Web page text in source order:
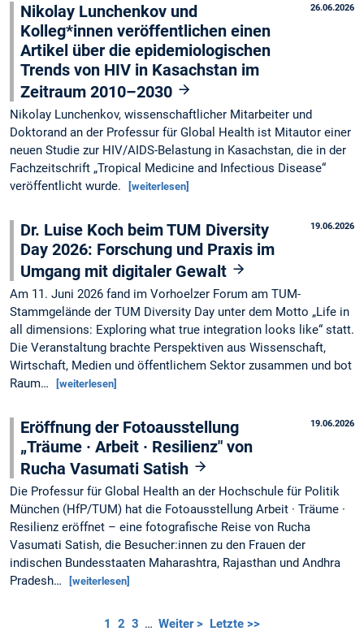
26.06.2026
Nikolay Lunchenkov und
Kolleg*innen veröffentlichen einen
Artikel über die epidemiologischen
Trends von HIV in Kasachstan im
Zeitraum 2010–2030
Nikolay Lunchenkov, wissenschaftlicher Mitarbeiter und
Doktorand an der Professur für Global Health ist Mitautor einer
neuen Studie zur HIV/AIDS-Belastung in Kasachstan, die in der
Fachzeitschrift „Tropical Medicine and Infectious Disease“
veröffentlicht wurde.
[weiterlesen]
19.06.2026
Dr. Luise Koch beim TUM Diversity
Day 2026: Forschung und Praxis im
Umgang mit digitaler Gewalt
Am 11. Juni 2026 fand im Vorhoelzer Forum am TUM-
Stammgelände der TUM Diversity Day unter dem Motto „Life in
all dimensions: Exploring what true integration looks like“ statt.
Die Veranstaltung brachte Perspektiven aus Wissenschaft,
Wirtschaft, Medien und öffentlichem Sektor zusammen und bot
Raum…
[weiterlesen]
19.06.2026
Eröffnung der Fotoausstellung
„Träume · Arbeit · Resilienz" von
Rucha Vasumati Satish
Die Professur für Global Health an der Hochschule für Politik
München (HfP/TUM) hat die Fotoausstellung Arbeit · Träume ·
Resilienz eröffnet – eine fotografische Reise von Rucha
Vasumati Satish, die Besucher:innen zu den Frauen der
indischen Bundesstaaten Maharashtra, Rajasthan und Andhra
Pradesh…
[weiterlesen]
1 2 3 … Weiter > Letzte >>